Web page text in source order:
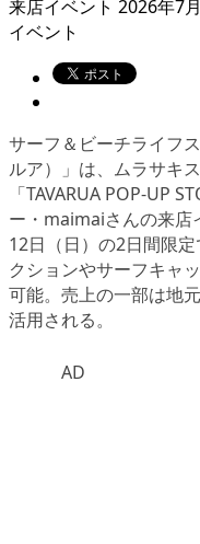
イベント
サーフ＆ビーチライフ
ルア）」は、ムラサキ
「TAVARUA POP-UP
ー・maimaiさんの来店
12日（日）の2日間限
クションやサーフキャ
可能。売上の一部は地
活用される。
AD